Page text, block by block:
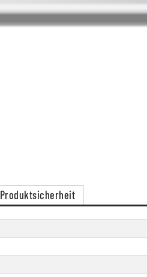
Produktsicherheit